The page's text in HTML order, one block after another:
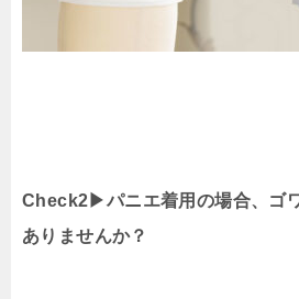
Check2▶︎パニエ着用の場合、ゴ
ありませんか？